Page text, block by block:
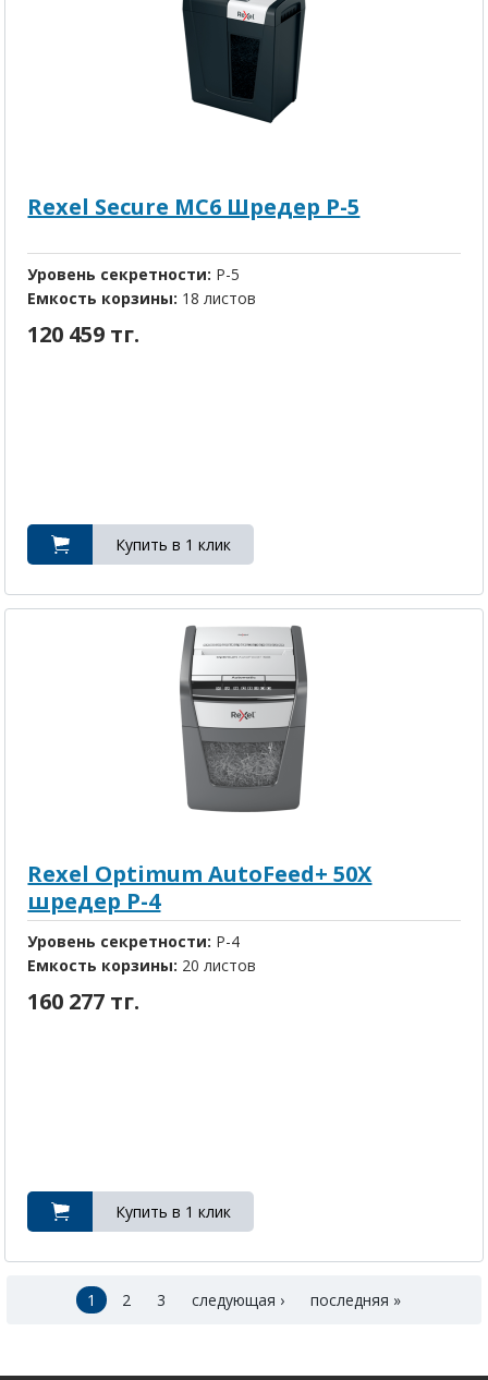
Rexel Secure MC6 Шредер P-5
Уровень секретности: P-5
Емкость корзины: 18 листов
120 459 тг.
Rexel Optimum AutoFeed+ 50X
шредер P-4
Уровень секретности: P-4
Емкость корзины: 20 листов
160 277 тг.
1 2 3 следующая › последняя »